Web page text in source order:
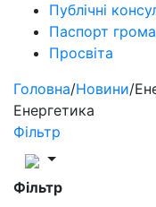
Публічні
Паспорт
Просвіта
Головна/Новини/
Енергетика
Фільтр
Фільтр